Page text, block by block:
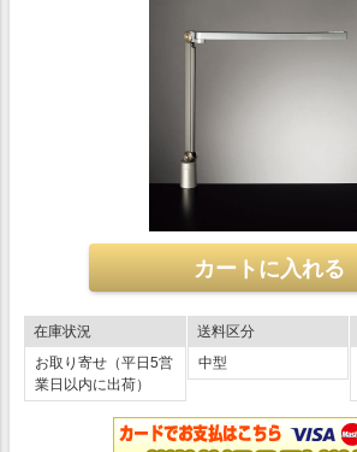
在庫状況
お取り寄せ（平日5営
業日以内に出荷）
送料区分
中型